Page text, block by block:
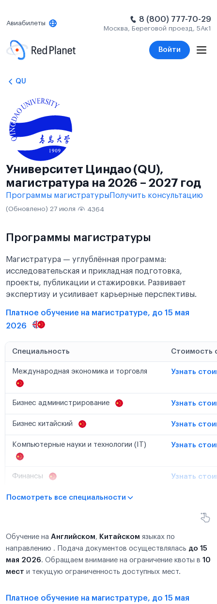
Авиабилеты 8 (800) 777-70-29
Москва, Береговой проезд, 5Ак1
Войти
QU
Университет Циндао (QU),
магистратура на 2026 – 2027 год
Программы магистратурыПолучить консультацию
(Обновлено) 27 июля 4364
Программы магистратуры
Магистратура — углублённая программа:
исследовательская и прикладная подготовка,
проекты, публикации и стажировки. Развивает
экспертизу и усиливает карьерные перспективы.
Платное обучение на магистратуре, до 15 мая
2026
Специальность Стоимость
Международная экономика и торговля Узнать
Бизнес администрирование Узнать
Бизнес китайский Узнать
Компьютерные науки и технологии (IT) Узнать
Финансы Узнать
Посмотреть все специальности
Обучение на Английском, Китайском языках по
направлению . Подача документов осуществлялась до 15
мая 2026. Обращаем внимание на ограничение квоты в 10
мест и текущую ограниченность доступных мест.
Платное обучение на магистратуре, до 15 мая